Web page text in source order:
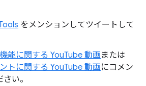
をメンションしてツイートして
能に関する YouTube 動画 または
トに関する YouTube 動画にコメン
い。